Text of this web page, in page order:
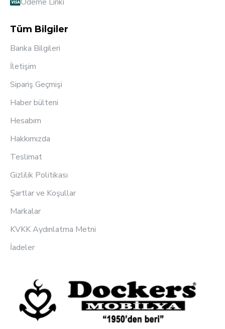
Tüm Bilgiler
Banka Bilgileri
İletişim
Sipariş Geçmişi
Haber bülteni
Hesabım
Hakkımızda
Teslimat
Gizlilik Politikası
Şartlar ve Koşullar
Markalar
KVKK Aydınlatma Metni
İadeler